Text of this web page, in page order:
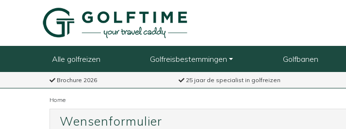
Alle golfreizen Golfreisbestemmingen Golfbanen
Brochure 2026 25 jaar de specialist in golfreizen
Home
Wensenformulier